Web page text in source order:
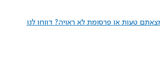
טעות או פרסומת לא ראויה? דווחו לנו